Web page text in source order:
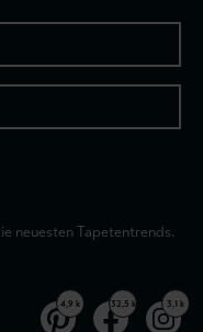
neuesten Tapetentrends.
4,9 k 32,5 k 3,1 k